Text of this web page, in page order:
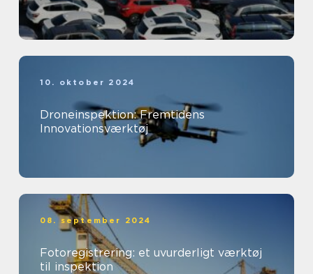
10. oktober 2024
Droneinspektion: Fremtidens
Innovationsværktøj
08. september 2024
Fotoregistrering: et uvurderligt værktøj
til inspektion